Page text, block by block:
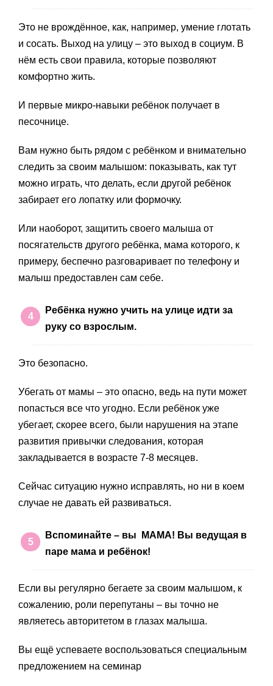
Это не врождённое, как, например, умение глотать
и сосать. Выход на улицу – это выход в социум. В
нём есть свои правила, которые позволяют
комфортно жить.
И первые микро-навыки ребёнок получает в
песочнице.
Вам нужно быть рядом с ребёнком и внимательно
следить за своим малышом: показывать, как тут
можно играть, что делать, если другой ребёнок
забирает его лопатку или формочку.
Или наоборот, защитить своего малыша от
посягательств другого ребёнка, мама которого, к
примеру, беспечно разговаривает по телефону и
малыш предоставлен сам себе.
Ребёнка нужно учить на улице идти за
руку со взрослым.
Это безопасно.
Убегать от мамы – это опасно, ведь на пути может
попасться все что угодно. Если ребёнок уже
убегает, скорее всего, были нарушения на этапе
развития привычки следования, которая
закладывается в возрасте 7-8 месяцев.
Сейчас ситуацию нужно исправлять, но ни в коем
случае не давать ей развиваться.
Вспоминайте – вы МАМА! Вы ведущая в
паре мама и ребёнок!
Если вы регулярно бегаете за своим малышом, к
сожалению, роли перепутаны – вы точно не
являетесь авторитетом в глазах малыша.
Вы ещё успеваете воспользоваться специальным
предложением на семинар